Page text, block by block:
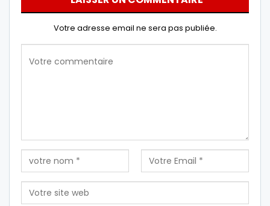
Votre adresse email ne sera pas publiée.